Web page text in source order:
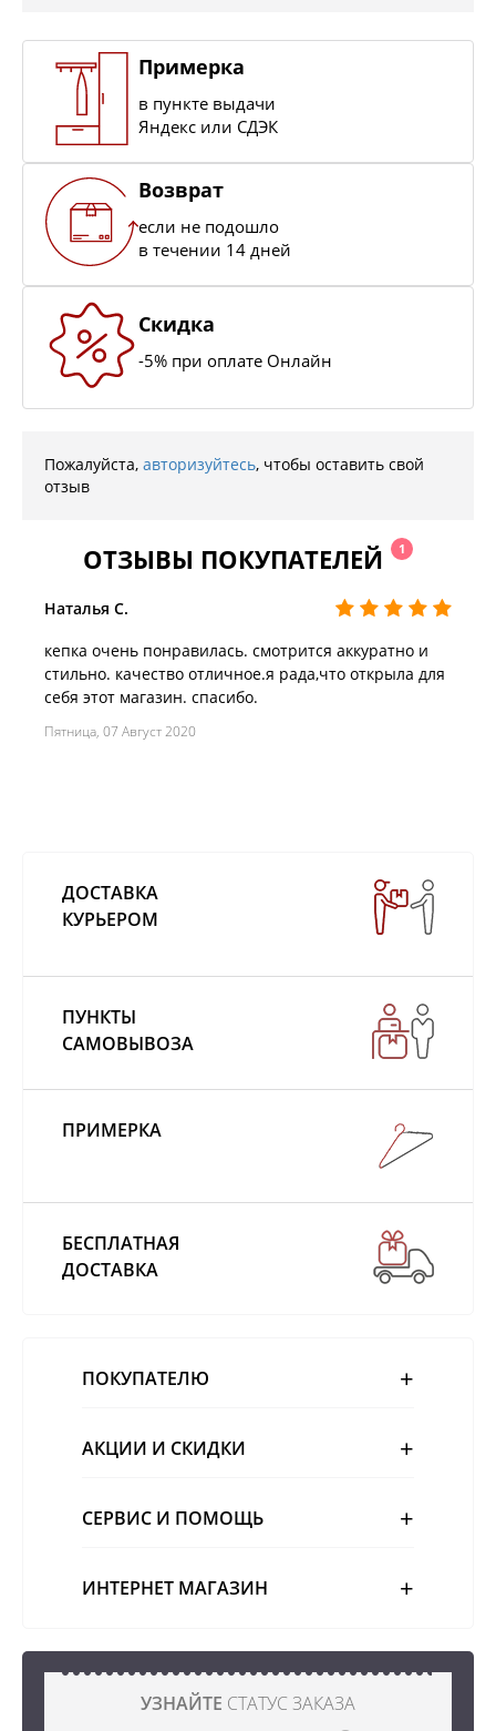
Примерка
в пункте выдачи
Яндекс или СДЭК
Возврат
если не подошло
в течении 14 дней
Скидка
-5% при оплате Онлайн
Пожалуйста, авторизуйтесь, чтобы оставить свой
отзыв
ОТЗЫВЫ ПОКУПАТЕЛЕЙ 1
Наталья С.
кепка очень понравилась. смотрится аккуратно и
стильно. качество отличное.я рада,что открыла для
себя этот магазин. спасибо.
Пятница, 07 Август 2020
ДОСТАВКА
КУРЬЕРОМ
ПУНКТЫ
САМОВЫВОЗА
ПРИМЕРКА
БЕСПЛАТНАЯ
ДОСТАВКА
ПОКУПАТЕЛЮ
АКЦИИ И СКИДКИ
СЕРВИС И ПОМОЩЬ
ИНТЕРНЕТ МАГАЗИН
УЗНАЙТЕ СТАТУС ЗАКАЗА